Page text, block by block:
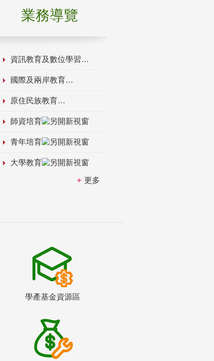
業務導覽
資訊教育及數位學習
國際及兩岸教育
原住民族教育
師資培育
青年培育
大學教育
更多
學產基金資源區